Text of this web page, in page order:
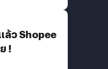
ล้ว Shopee
!